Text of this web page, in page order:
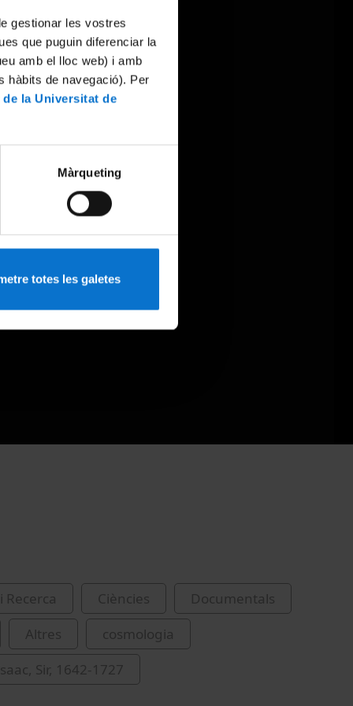
gestionar les vostres
que puguin diferenciar la
amb el lloc web) i amb
hàbits de navegació). Per
la Universitat de
Màrqueting
totes les galetes
Recerca Ciències
Documentals
Altres
cosmologia
Sir, 1642-1727